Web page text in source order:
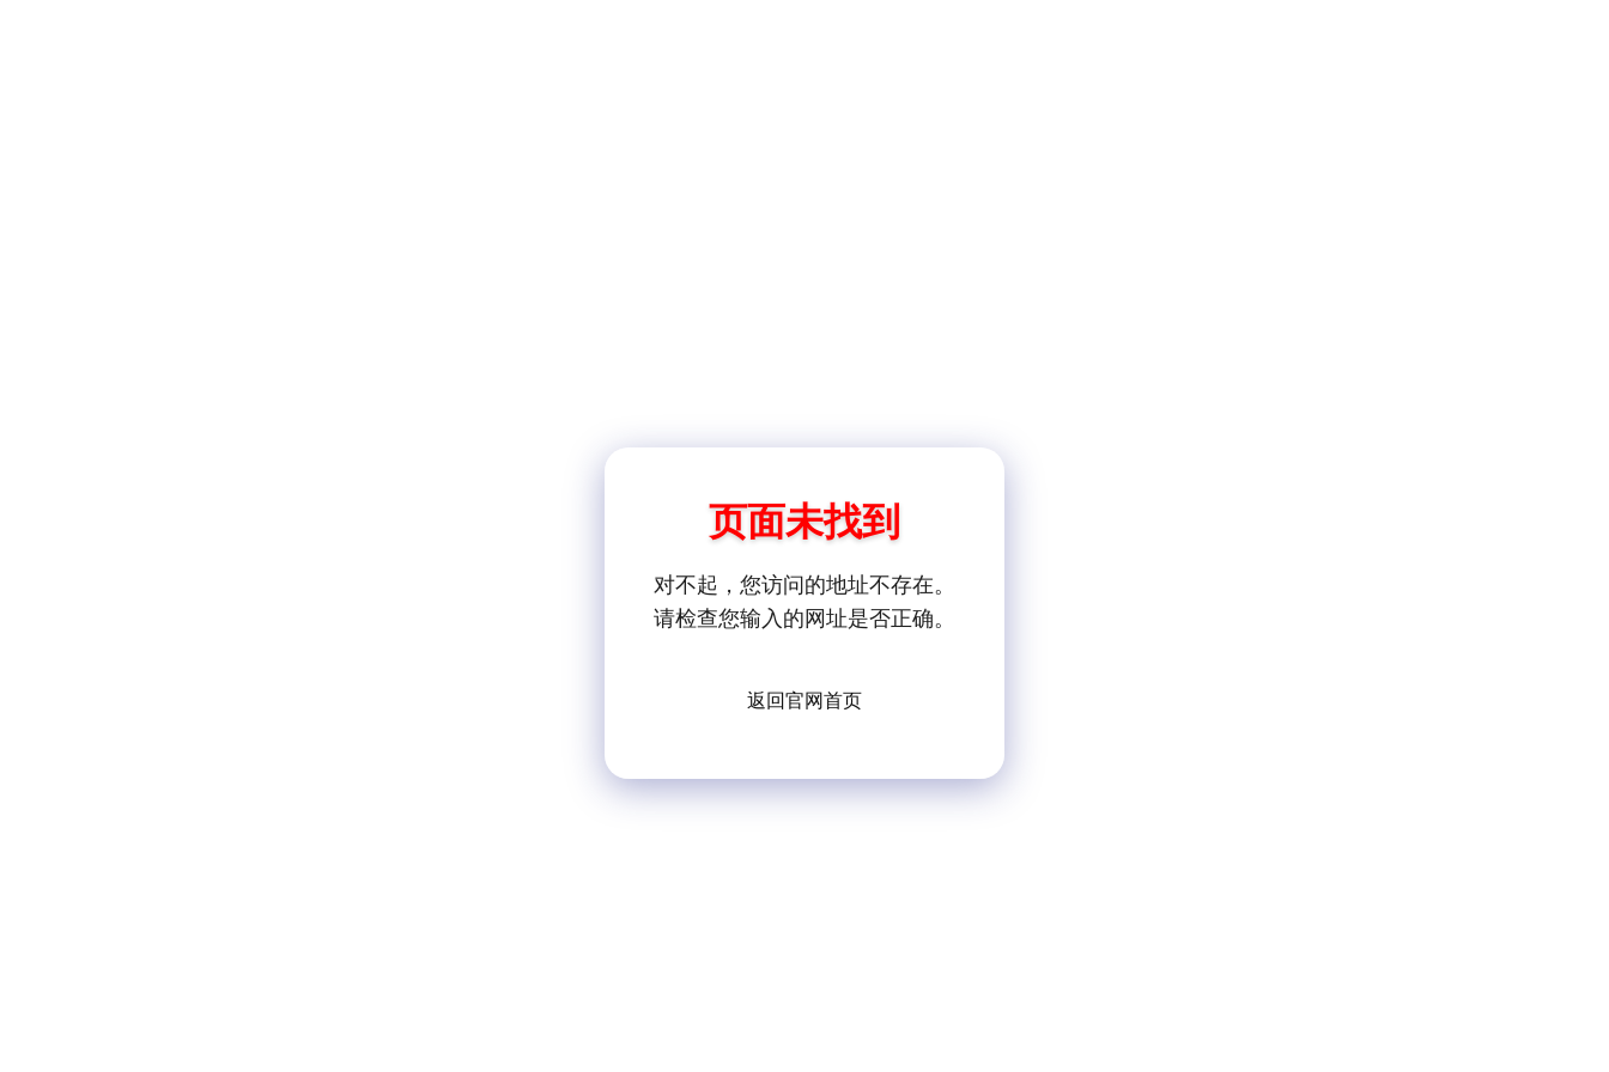
页面未找到
对不起，您访问的地址不存在。
请检查您输入的网址是否正确。
返回官网首页